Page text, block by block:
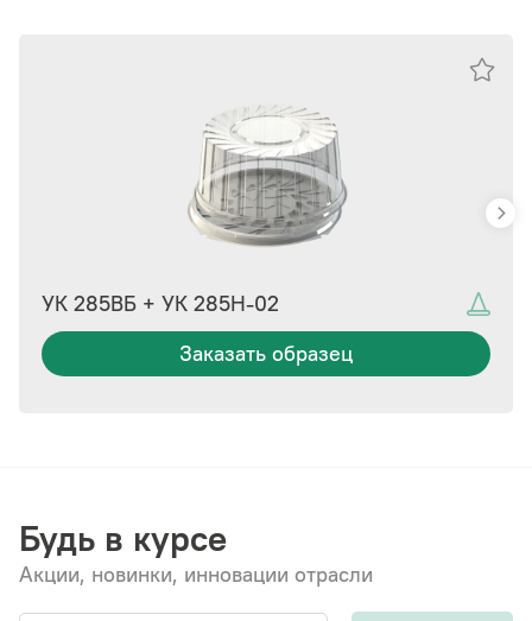
УК 285ВБ + УК 285Н-02
Заказать образец
Будь в курсе
Акции, новинки, инновации отрасли